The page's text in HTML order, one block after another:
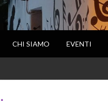
CHI SIAMO EVENTI